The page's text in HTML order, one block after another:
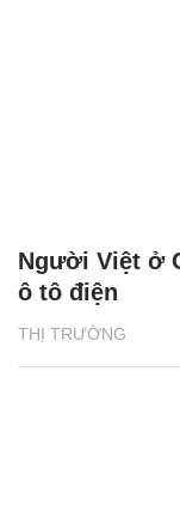
THỊ TRƯỜNG
Người Việt ở
ô tô điện